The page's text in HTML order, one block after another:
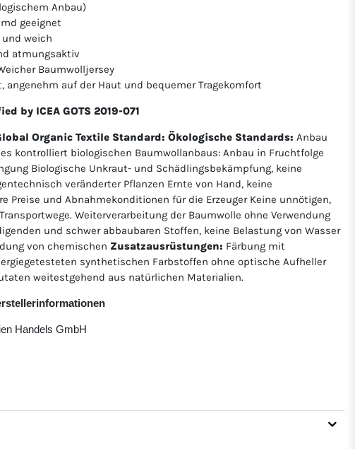
Anbau)
geeignet
weich
atmungsaktiv
Baumwolljersey
angenehm auf der Haut und bequemer Tragekomfort
by ICEA GOTS 2019-071
Organic Textile Standard: Ökologische Standards: Anbau
kontrolliert biologischen Baumwollanbaus: Anbau in Fruchtfolge
Biologische Unkraut- und Schädlingsbekämpfung, keine
veränderter Pflanzen Ernte von Hand, keine
Preise und Abnahmekonditionen für die Erzeuger Keine unnötigen,
Weiterverarbeitung der Baumwolle ohne Verwendung
und schwer abbaubaren Stoffen, keine Belastung von Wasser
von chemischen Zusatzausrüstungen: Färbung mit
synthetischen Farbstoffen ohne optische Aufheller
weitestgehend aus natürlichen Materialien.
Handels GmbH